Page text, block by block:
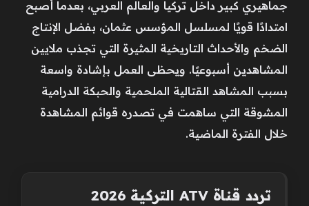
جماهيري كبير داخل تركيا والعالم العربي، بعدما أصبح
امتدادًا قويًا لمسلسل المؤسس عثمان، بفضل الإنتاج
الضخم والأحداث التاريخية المثيرة التي تجذب ملايين
المشاهدين أسبوعيًا. ويحظى العمل بإشادة واسعة
بسبب المشاهد القتالية الملحمية والحبكة الدرامية
المشوقة التي ساهمت في تصدره قوائم المشاهدة
خلال الفترة الماضية.
تردد قناة ATV التركية 2026